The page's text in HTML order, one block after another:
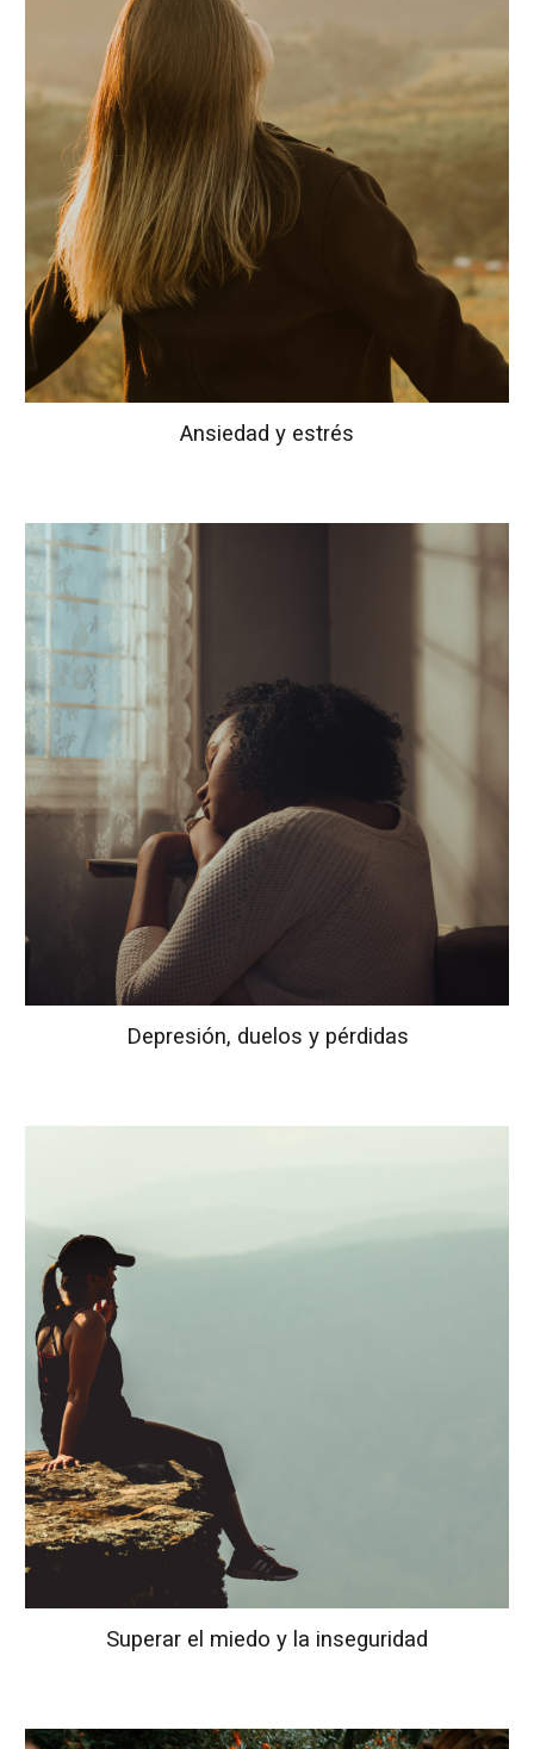
Ansiedad y estrés
Depresión, duelos y pérdidas
Superar el miedo y la inseguridad